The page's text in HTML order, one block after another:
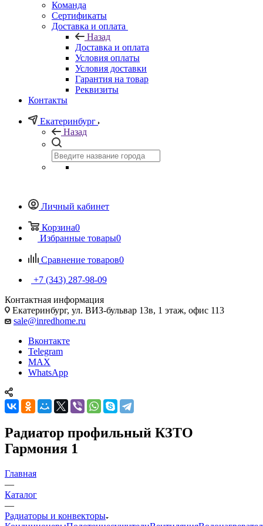
Команда
Сертификаты
Доставка и оплата
Назад
Доставка и оплата
Условия оплаты
Условия доставки
Гарантия на товар
Реквизиты
Контакты
Екатеринбург
Назад
Личный кабинет
Корзина0
Избранные товары0
Сравнение товаров0
+7 (343) 287-98-09
Контактная информация
Екатеринбург, ул. ВИЗ-бульвар 13в, 1 этаж, офис 113
sale@inredhome.ru
Вконтакте
Telegram
MAX
WhatsApp
Радиатор профильный КЗТО
Гармония 1
Главная
—
Каталог
—
Радиаторы и конвекторы